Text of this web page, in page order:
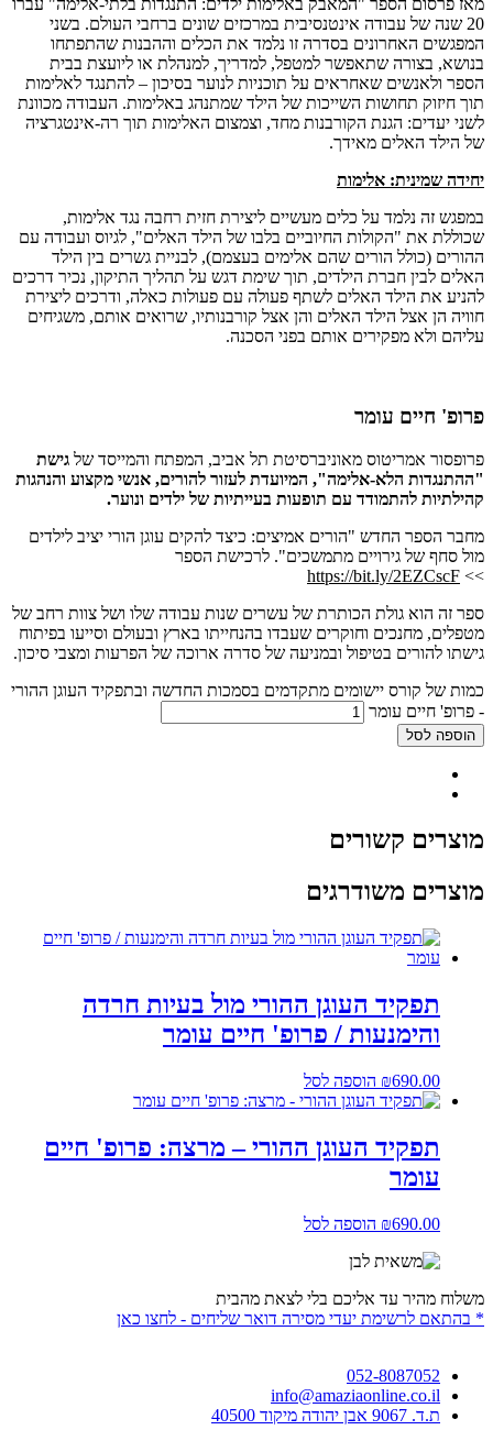
מאז פרסום הספר "המאבק באלימות ילדים: התנגדות בלתי-אלימה" עברו
20 שנה של עבודה אינטנסיבית במרכזים שונים ברחבי העולם. בשני
המפגשים האחרונים בסדרה זו נלמד את הכלים וההבנות שהתפתחו
בנושא, בצורה שתאפשר למטפל, למדריך, למנהלת או ליועצת בבית
הספר ולאנשים שאחראים על תוכניות לנוער בסיכון – להתנגד לאלימות
תוך חיזוק תחושות השייכות של הילד שמתנהג באלימות. העבודה מכוונת
לשני יעדים: הגנת הקורבנות מחד, וצמצום האלימות תוך רה-אינטגרציה
של הילד האלים מאידך.
יחידה שמינית: אלימות
במפגש זה נלמד על כלים מעשיים ליצירת חזית רחבה נגד אלימות,
שכוללת את "הקולות החיוביים בלבו של הילד האלים", לגיוס ועבודה עם
ההורים (כולל הורים שהם אלימים בעצמם), לבניית גשרים בין הילד
האלים לבין חברת הילדים, תוך שימת דגש על תהליך התיקון, נכיר דרכים
להניע את הילד האלים לשתף פעולה עם פעולות כאלה, ודרכים ליצירת
חוויה הן אצל הילד האלים והן אצל קורבנותיו, שרואים אותם, משגיחים
עליהם ולא מפקירים אותם בפני הסכנה.
פרופ' חיים עומר
פרופסור אמריטוס מאוניברסיטת תל אביב, המפתח והמייסד של גישת
"ההתנגדות הלא-אלימה", המיועדת לעזור להורים, אנשי מקצוע והנהגות
קהילתיות להתמודד עם תופעות בעייתיות של ילדים ונוער.
מחבר הספר החדש "הורים אמיצים: כיצד להקים עוגן הורי יציב לילדים
מול סחף של גירויים מתמשכים". לרכישת הספר
>>
https://bit.ly/2EZCscF
ספר זה הוא גולת הכותרת של עשרים שנות עבודה שלו ושל צוות רחב של
מטפלים, מחנכים וחוקרים שעבדו בהנחייתו בארץ ובעולם וסייעו בפיתוח
גישתו להורים בטיפול ובמניעה של סדרה ארוכה של הפרעות ומצבי סיכון.
כמות של קורס יישומים מתקדמים בסמכות החדשה ובתפקיד העוגן ההורי
- פרופ' חיים עומר
הוספה לסל
מוצרים קשורים
מוצרים משודרגים
תפקיד העוגן ההורי מול בעיות חרדה
והימנעות / פרופ' חיים עומר
₪690.00 הוספה לסל
תפקיד העוגן ההורי – מרצה: פרופ' חיים
עומר
₪690.00 הוספה לסל
משלוח מהיר עד אליכם בלי לצאת מהבית
* בהתאם לרשימת יעדי מסירה דואר שליחים - לחצו כאן
052-8087052
info@amaziaonline.co.il
ת.ד. 9067 אבן יהודה מיקוד 40500